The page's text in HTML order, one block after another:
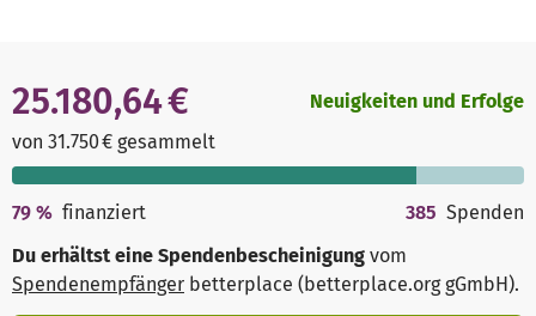
25.180,64 €
von 31.750 € gesammelt
Neuigkeiten und Erfolge
79 % finanziert 385 Spenden
Du erhältst eine Spendenbescheinigung vom
Spendenempfänger betterplace (betterplace.org gGmbH).